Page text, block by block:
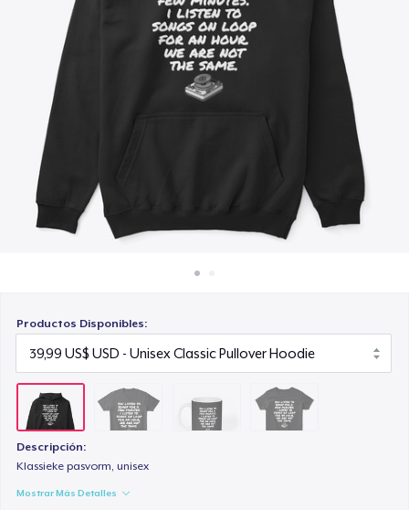
Venda en todas partes
Venda lo que sea
Productos Disponibles:
Descripción:
Klassieke pasvorm, unisex
Mostrar Más Detalles
Women's Classic Tee